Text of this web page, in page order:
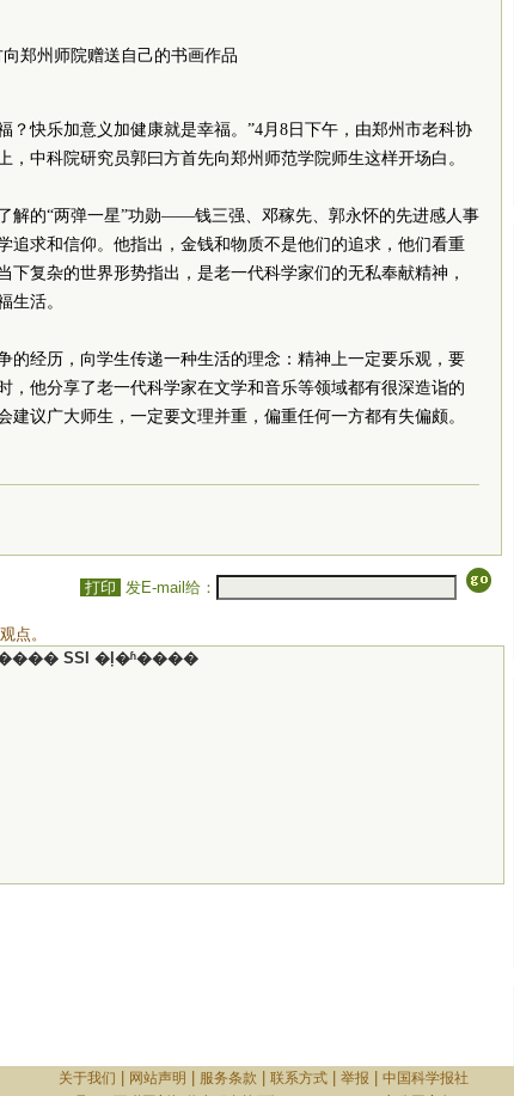
郑州师院赠送自己的书画作品
？快乐加意义加健康就是幸福。”4月8日下午，由郑州市老科协
，中科院研究员郭曰方首先向郑州师范学院师生这样开场白。
解的“两弹一星”功勋——钱三强、邓稼先、郭永怀的先进感人事
追求和信仰。他指出，金钱和物质不是他们的追求，他们看重
下复杂的世界形势指出，是老一代科学家们的无私奉献精神，
生活。
的经历，向学生传递一种生活的理念：精神上一定要乐观，要
，他分享了老一代科学家在文学和音乐等领域都有很深造诣的
议广大师生，一定要文理并重，偏重任何一方都有失偏颇。
打印 发E-mail给：
点。
SSI �ļ�ʱ����
关于我们
网站声明 服务条款 联系方式| 举报
中国科学报社